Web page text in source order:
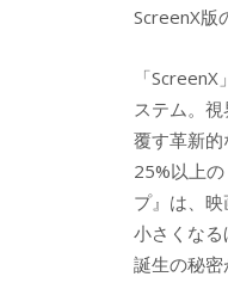
ScreenX版
「
ステム。
覆す革新
25%以上
プ』は、
小さくな
誕生の秘密